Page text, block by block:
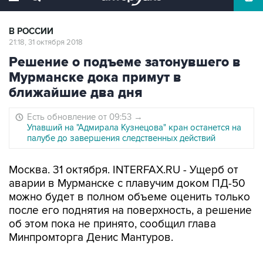
В РОССИИ
21:18, 31 октября 2018
Решение о подъеме затонувшего в
Мурманске дока примут в
ближайшие два дня
Есть обновление от 09:53 →
Упавший на "Адмирала Кузнецова" кран останется на
палубе до завершения следственных действий
Москва. 31 октября. INTERFAX.RU - Ущерб от
аварии в Мурманске с плавучим доком ПД-50
можно будет в полном объеме оценить только
после его поднятия на поверхность, а решение
об этом пока не принято, сообщил глава
Минпромторга Денис Мантуров.